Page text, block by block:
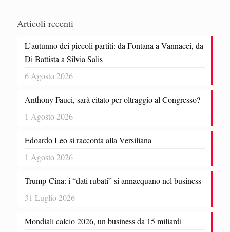
Articoli recenti
L’autunno dei piccoli partiti: da Fontana a Vannacci, da
Di Battista a Silvia Salis
6 Agosto 2026
Anthony Fauci, sarà citato per oltraggio al Congresso?
1 Agosto 2026
Edoardo Leo si racconta alla Versiliana
1 Agosto 2026
Trump-Cina: i “dati rubati” si annacquano nel business
31 Luglio 2026
Mondiali calcio 2026, un business da 15 miliardi